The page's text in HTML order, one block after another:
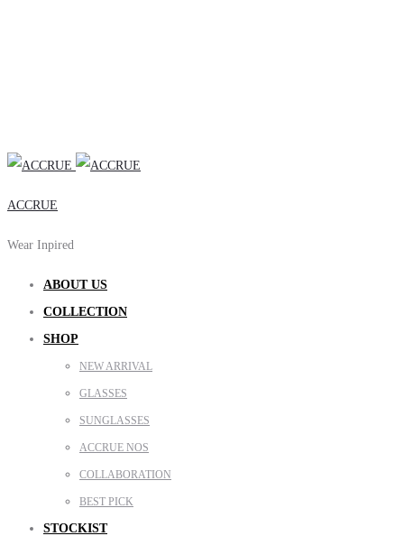
ACCRUE
Wear Inpired
ABOUT US
COLLECTION
SHOP
NEW ARRIVAL
GLASSES
SUNGLASSES
ACCRUE NOS
COLLABORATION
BEST PICK
STOCKIST